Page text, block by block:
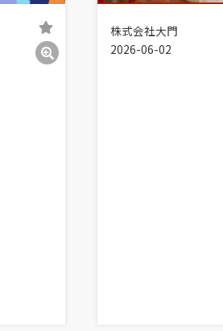
株式会社大門
2026-06-02